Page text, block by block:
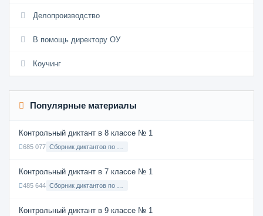
Делопроизводство
В помощь директору ОУ
Коучинг
Популярные материалы
Контрольный диктант в 8 классе № 1
685 077
Контрольный диктант в 7 классе № 1
485 644
Контрольный диктант в 9 классе № 1